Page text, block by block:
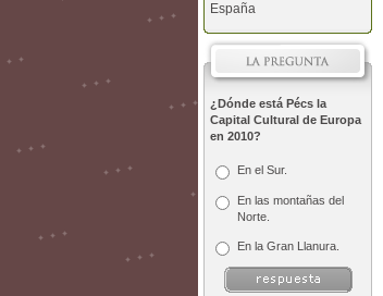
España
¿Dónde está Pécs la
Capital Cultural de Europa
en 2010?
En el Sur.
En las montañas del
Norte.
En la Gran Llanura.